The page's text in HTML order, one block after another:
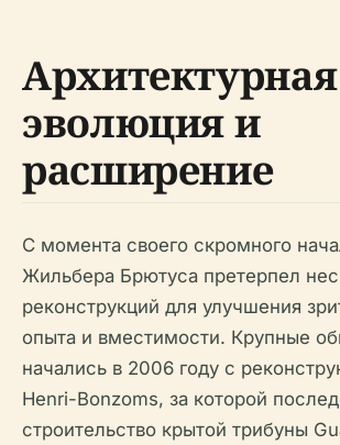
Архитектурная
эволюция и
расширение
С момента своего скромного
Жильбера Брютуса претерпел
реконструкций для улучшения
опыта и вместимости. Крупные
начались в 2006 году с
Henri-Bonzoms, за которой
строительство крытой трибуны